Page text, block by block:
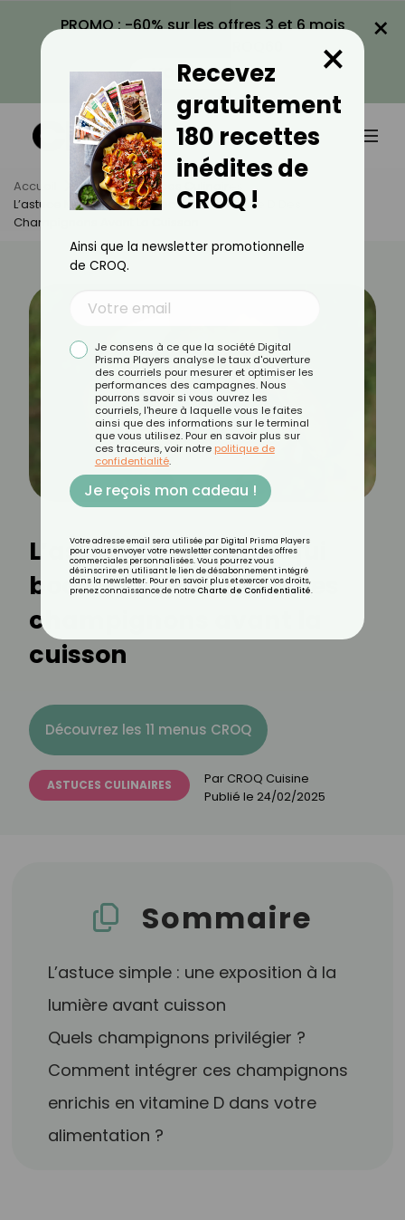
PROMO : -60% sur les offres 3 et 6 mois
VOIR LA PROMO
×
Accueil Actus
Astuces Culinaires
L’astuce Méconnue Qui Booste La Vitamine D Des
Champignons Avant La Cuisson
L’astuce méconnue qui
booste la vitamine D des
champignons avant la
cuisson
Découvrez les 11 menus CROQ
ASTUCES CULINAIRES Par CROQ Cuisine
Publié le 24/02/2025
Sommaire
L’astuce simple : une exposition à la
lumière avant cuisson
Quels champignons privilégier ?
Comment intégrer ces champignons
enrichis en vitamine D dans votre
alimentation ?
Recevez
gratuitement
180 recettes
inédites de
CROQ !
×
Ainsi que la newsletter promotionnelle
de CROQ.
Je consens à ce que la société Digital
Prisma Players analyse le taux d'ouverture
des courriels pour mesurer et optimiser les
performances des campagnes. Nous
pourrons savoir si vous ouvrez les
courriels, l'heure à laquelle vous le faites
ainsi que des informations sur le terminal
que vous utilisez. Pour en savoir plus sur
ces traceurs, voir notre politique de
confidentialité.
Je reçois mon cadeau !
Votre adresse email sera utilisée par Digital Prisma Players
pour vous envoyer votre newsletter contenant des offres
commerciales personnalisées. Vous pourrez vous
désinscrire en utilisant le lien de désabonnement intégré
dans la newsletter. Pour en savoir plus et exercer vos droits,
prenez connaissance de notre Charte de Confidentialité.